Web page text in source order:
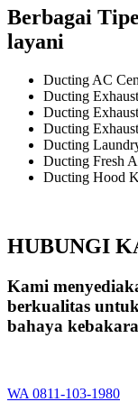
Berbagai
layani
Ducting AC
Ducting
Ducting
Ducting
Ducting
Ducting Fresh
Ducting Hood
HUBUNGI
Kami
berkualitas
bahaya
WA 0811-103-1980